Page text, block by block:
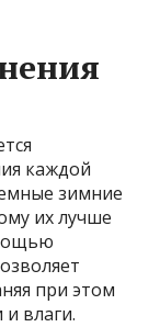
каждой
зимние
их лучше
при этом
влаги.